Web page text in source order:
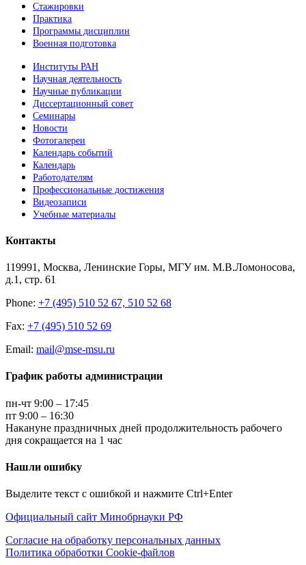
Стажировки
Практика
Программы дисциплин
Военная подготовка
Институты РАН
Научная деятельность
Научные публикации
Диссертационный совет
Семинары
Новости
Фотогалереи
Календарь событий
Календарь
Работодателям
Профессиональные достижения
Видеозаписи
Учебные материалы
Контакты
119991, Москва, Ленинские Горы, МГУ им. М.В.Ломоносова,
д.1, стр. 61
Phone: +7 (495) 510 52 67, 510 52 68
Fax: +7 (495) 510 52 69
Email: mail@mse-msu.ru
График работы администрации
пн-чт 9:00 – 17:45
пт 9:00 – 16:30
Накануне праздничных дней продолжительность рабочего
дня сокращается на 1 час
Нашли ошибку
Выделите текст с ошибкой и нажмите Ctrl+Enter
Официальный сайт Минобрнауки РФ
Согласие на обработку персональных данных
Политика обработки Cookie-файлов